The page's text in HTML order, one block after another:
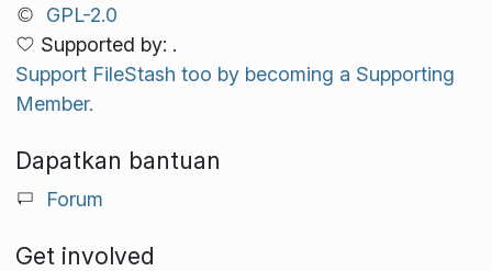
GPL-2.0
Supported by: .
Support FileStash too by becoming a Supporting
Member.
Dapatkan bantuan
Forum
Get involved